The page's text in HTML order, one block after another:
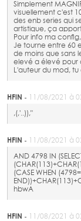
Simplement
visuellement c'est
des enb series qui
artistique, ça
Pour info ma config,
Je tourne entre 60
de moins que sans
elevé a élevé pour
L'auteur du mod,
HFlN - 11/08/2021 à
,(,'..)),"
HFlN - 11/08/2021 à
AND 4798 IN (SELECT
(CASE WHEN
hbwA
HFlN - 11/08/2021 à